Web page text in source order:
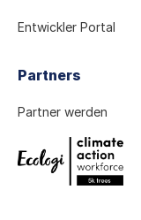
Entwickler Portal
Partners
Partner werden